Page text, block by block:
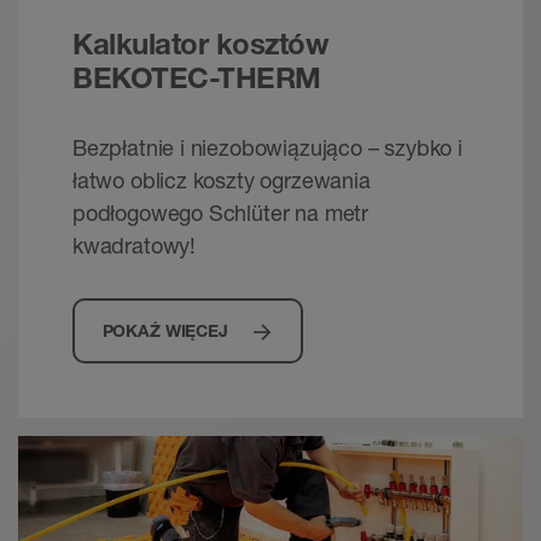
Brochure - © Schlueter-Systems
PDF – 2,8 MB
Kalkulator kosztów
BEKOTEC-THERM
Bezpłatnie i niezobowiązująco – szybko i
łatwo oblicz koszty ogrzewania
podłogowego Schlüter na metr
kwadratowy!
POKAŻ WIĘCEJ